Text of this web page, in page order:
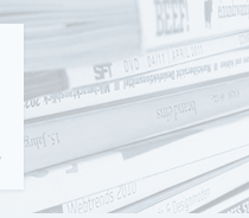
Portal
&